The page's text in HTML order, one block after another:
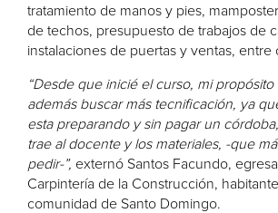
tratamiento de manos y pies,
de techos, presupuesto de trabajos de
instalaciones de puertas y ventas, entre
“Desde que inicié el curso, mi
además buscar más tecnificación, ya
esta preparando y sin pagar un
trae al docente y los materiales, -que
pedir-”, externó Santos Facundo,
Carpintería de la Construcción,
comunidad de Santo Domingo.